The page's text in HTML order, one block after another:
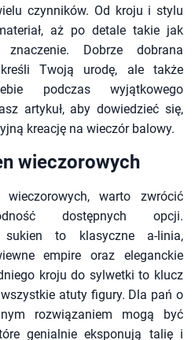
czynników. Od kroju i stylu
aż po detale takie jak
Dobrze dobrana
Twoją urodę, ale także
podczas wyjątkowego
artykuł, aby dowiedzieć się,
kreację na wieczór balowy.
wieczorowych
warto zwrócić
dostępnych opcji.
sukien to klasyczne a-linia,
empire oraz eleganckie
kroju do sylwetki to klucz
atuty figury. Dla pań o
rozwiązaniem mogą być
genialnie eksponują talię i